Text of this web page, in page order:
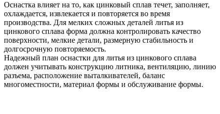
Оснастка влияет на то, как цинковый сплав течет, заполняет,
охлаждается, извлекается и повторяется во время
производства. Для мелких сложных деталей литья из
цинкового сплава форма должна контролировать качество
поверхности, мелкие детали, размерную стабильность и
долгосрочную повторяемость.
Надежный план оснастки для литья из цинкового сплава
должен учитывать конструкцию литника, вентиляцию, линию
разъема, расположение выталкивателей, баланс
многоместности, материал формы и обслуживание формы.